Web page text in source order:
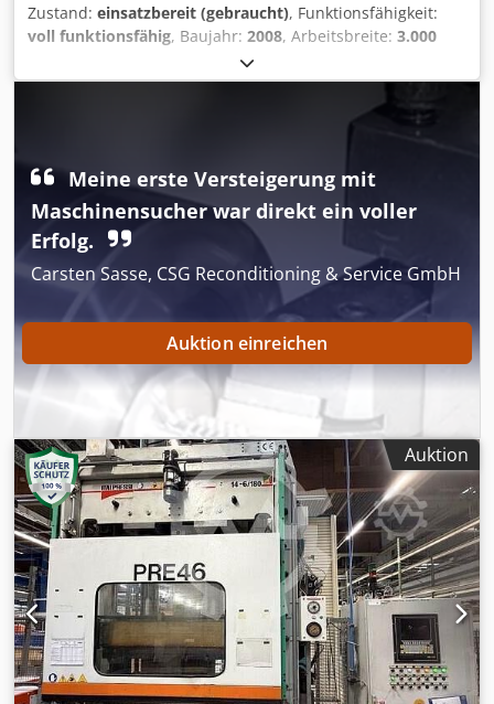
Zustand: einsatzbereit (gebraucht), Funktionsfähigkeit:
voll funktionsfähig, Baujahr: 2008, Arbeitsbreite: 3.000
1,5 °
Ausladung:100 mm, TECHNISCHE DETAILS Blechbreite:
3.050 mm Blechstärke: 30,0 mm Ständerausladung: 100
mm Schnittwinkel: 1,5° - 3,5° Verstellgeschwindigkeit: max.
Abmessungen: 4.700 x 3.535 x 2.980 mm Chsdpfx Aszlg
Sbsa Uoa Gewicht: 36.000 kg
Meine erste Versteigerung mit
Maschinensucher war direkt ein voller
Erfolg.
Carsten Sasse, CSG Reconditioning & Service GmbH
Auktion einreichen
Auktion